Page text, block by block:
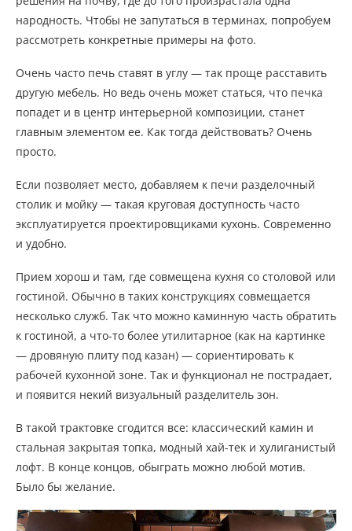
народность. Чтобы не запутаться в терминах, попробуем
рассмотреть конкретные примеры на фото.
Очень часто печь ставят в углу — так проще расставить
другую мебель. Но ведь очень может статься, что печка
попадет и в центр интерьерной композиции, станет
главным элементом ее. Как тогда действовать? Очень
просто.
Если позволяет место, добавляем к печи разделочный
столик и мойку — такая круговая доступность часто
эксплуатируется проектировщиками кухонь. Современно
и удобно.
Прием хорош и там, где совмещена кухня со столовой или
гостиной. Обычно в таких конструкциях совмещается
несколько служб. Так что можно каминную часть обратить
к гостиной, а что-то более утилитарное (как на картинке
— дровяную плиту под казан) — сориентировать к
рабочей кухонной зоне. Так и функционал не пострадает,
и появится некий визуальный разделитель зон.
В такой трактовке сгодится все: классический камин и
стальная закрытая топка, модный хай-тек и хулиганистый
лофт. В конце концов, обыграть можно любой мотив.
Было бы желание.